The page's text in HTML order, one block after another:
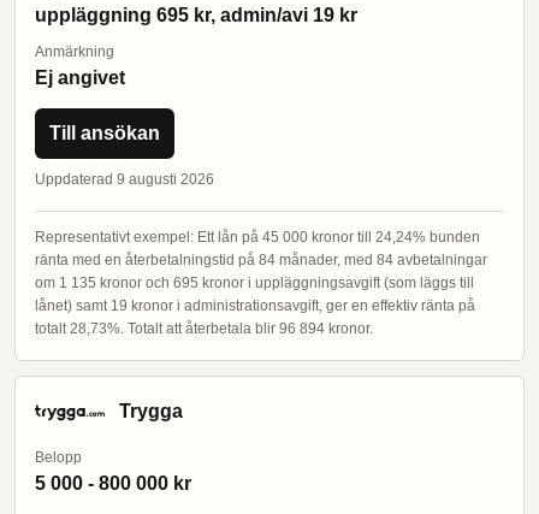
uppläggning 695 kr, admin/avi 19 kr
Anmärkning
Ej angivet
Till ansökan
Uppdaterad 9 augusti 2026
Representativt exempel: Ett lån på 45 000 kronor till 24,24% bunden
ränta med en återbetalningstid på 84 månader, med 84 avbetalningar
om 1 135 kronor och 695 kronor i uppläggningsavgift (som läggs till
lånet) samt 19 kronor i administrationsavgift, ger en effektiv ränta på
totalt 28,73%. Totalt att återbetala blir 96 894 kronor.
Trygga
Belopp
5 000 - 800 000 kr